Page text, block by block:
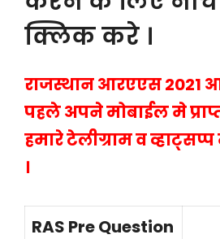
क्लिक करे ।
राजस्थान आरएएस 2021
पहले अपने मोबाईल मे
हमारे टेलीग्राम व
।
RAS Pre Question